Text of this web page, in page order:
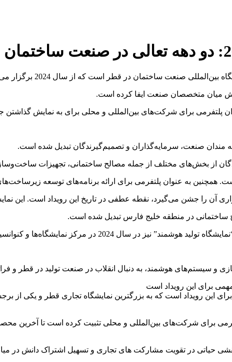
ساختمان در قطر است که از سال 2024 برگزار می‌شود. این رویداد مهم نقش
میان متخصصان صنعت ایفا کرده است.
پلتفرمی برای شرکت‌های بین‌المللی و محلی برای به نمایش گذاشتن
مندان صنعت، سرمایه‌گذاران و تصمیم‌گیرندگان تبدیل شده است.
از بخش‌های مختلف از جمله مصالح ساختمانی، تجهیزات
به عنوان پلتفرمی برای ارائه برنامه‌های توسعه
ساختمانی در منطقه خلیج فارس تبدیل شده است.
2024 در مرکز نمایشگاه‌ها و کنوانسیون دوحه برگزار خواهد
و سیستم‌های هوشمند، به دنبال انقلاب در صنعت تولید در قطر و
برای این رویداد است
این رویداد است که به بزرگترین نمایشگاه تجاری قطر و یکی از
برای شرکت‌های بین‌المللی و محلی تثبیت کرده است تا آخرین